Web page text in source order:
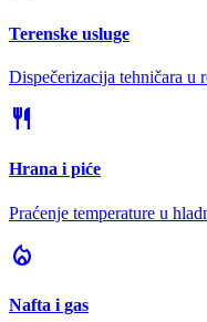
Terenske usluge
Dispečerizacija tehničara u
restaurant
Hrana i piće
Praćenje temperature u
local_fire_department
Nafta i gas